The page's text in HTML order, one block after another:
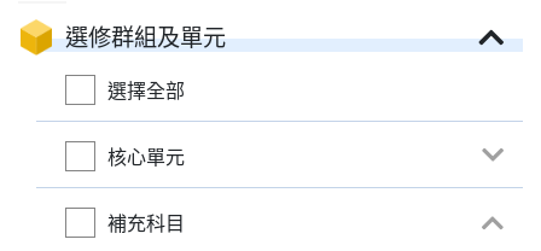
選修群組及單元
選擇全部
核心單元
補充科目